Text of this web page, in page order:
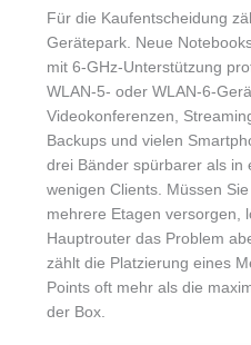
Für die Kaufentscheidung
Gerätepark. Neue
mit 6-GHz-Unterstützung
WLAN-5- oder WLAN-6-
Videokonferenzen,
Backups und vielen
drei Bänder spürbarer als in
wenigen Clients. Müssen
mehrere Etagen versorgen,
Hauptrouter das Problem
zählt die Platzierung eines
Points oft mehr als die
der Box.